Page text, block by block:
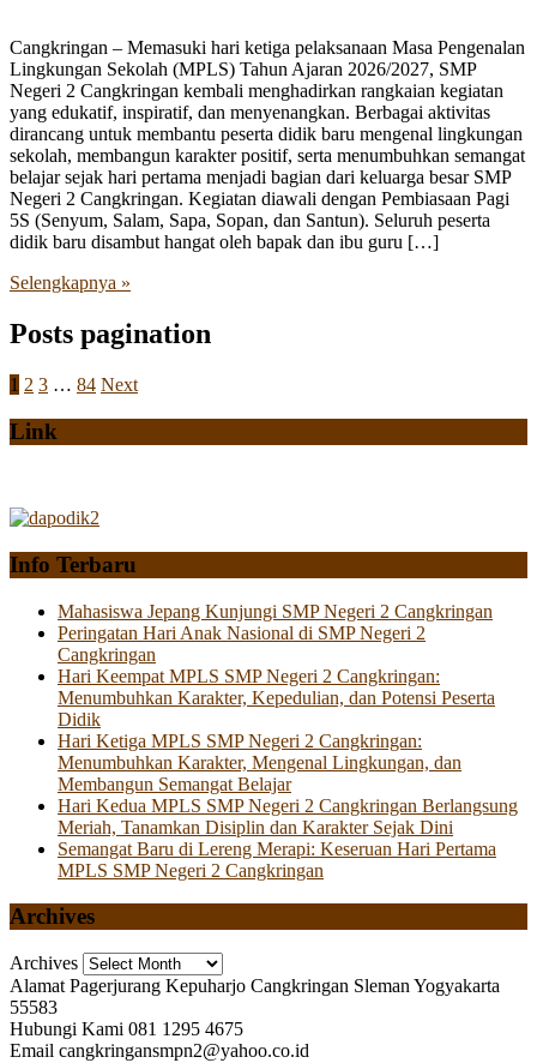
Cangkringan – Memasuki hari ketiga pelaksanaan Masa Pengenalan
Lingkungan Sekolah (MPLS) Tahun Ajaran 2026/2027, SMP
Negeri 2 Cangkringan kembali menghadirkan rangkaian kegiatan
yang edukatif, inspiratif, dan menyenangkan. Berbagai aktivitas
dirancang untuk membantu peserta didik baru mengenal lingkungan
sekolah, membangun karakter positif, serta menumbuhkan semangat
belajar sejak hari pertama menjadi bagian dari keluarga besar SMP
Negeri 2 Cangkringan. Kegiatan diawali dengan Pembiasaan Pagi
5S (Senyum, Salam, Sapa, Sopan, dan Santun). Seluruh peserta
didik baru disambut hangat oleh bapak dan ibu guru […]
Selengkapnya »
Posts pagination
1 2 3 … 84 Next
Link
Info Terbaru
Mahasiswa Jepang Kunjungi SMP Negeri 2 Cangkringan
Peringatan Hari Anak Nasional di SMP Negeri 2
Cangkringan
Hari Keempat MPLS SMP Negeri 2 Cangkringan:
Menumbuhkan Karakter, Kepedulian, dan Potensi Peserta
Didik
Hari Ketiga MPLS SMP Negeri 2 Cangkringan:
Menumbuhkan Karakter, Mengenal Lingkungan, dan
Membangun Semangat Belajar
Hari Kedua MPLS SMP Negeri 2 Cangkringan Berlangsung
Meriah, Tanamkan Disiplin dan Karakter Sejak Dini
Semangat Baru di Lereng Merapi: Keseruan Hari Pertama
MPLS SMP Negeri 2 Cangkringan
Archives
Archives
Alamat Pagerjurang Kepuharjo Cangkringan Sleman Yogyakarta
55583
Hubungi Kami 081 1295 4675
Email cangkringansmpn2@yahoo.co.id